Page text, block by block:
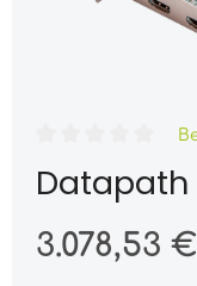
Datapath
3.078,53